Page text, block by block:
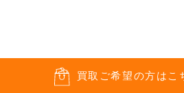
買取 ご希望の方はこ